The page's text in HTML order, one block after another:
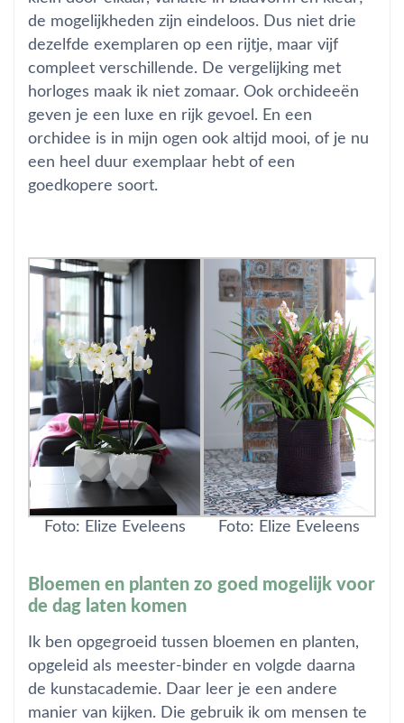
de mogelijkheden zijn eindeloos. Dus niet drie
dezelfde exemplaren op een rijtje, maar vijf
compleet verschillende. De vergelijking met
horloges maak ik niet zomaar. Ook orchideeën
geven je een luxe en rijk gevoel. En een
orchidee is in mijn ogen ook altijd mooi, of je nu
een heel duur exemplaar hebt of een
goedkopere soort.
Foto: Elize Eveleens Foto: Elize Eveleens
Bloemen en planten zo goed mogelijk voor
de dag laten komen
Ik ben opgegroeid tussen bloemen en planten,
opgeleid als meester-binder en volgde daarna
de kunstacademie. Daar leer je een andere
manier van kijken. Die gebruik ik om mensen te